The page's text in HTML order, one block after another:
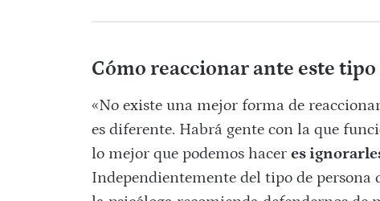
Cómo reaccionar ante este
«No existe una mejor forma de
es diferente. Habrá gente con la que
lo mejor que podemos hacer es
Independientemente del tipo de persona